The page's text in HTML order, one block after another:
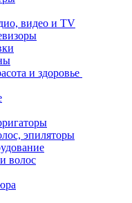
видео и TV
и здоровье
эпиляторы
волос